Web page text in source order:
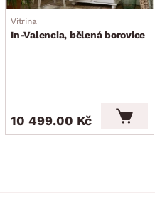
Vitrína
In-Valencia, bělená borovice
10 499.00 Kč